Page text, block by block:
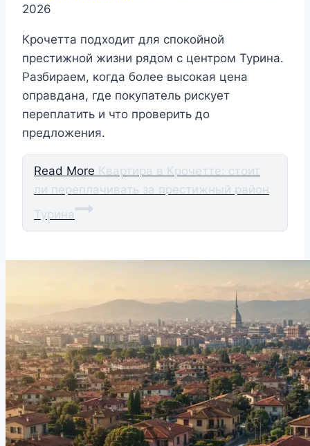
2026
Крочетта подходит для спокойной
престижной жизни рядом с центром Турина.
Разбираем, когда более высокая цена
оправдана, где покупатель рискует
переплатить и что проверить до
предложения.
Read More Квартира в Крочетте: стоит
ли переплачивать за престижный район
Турина